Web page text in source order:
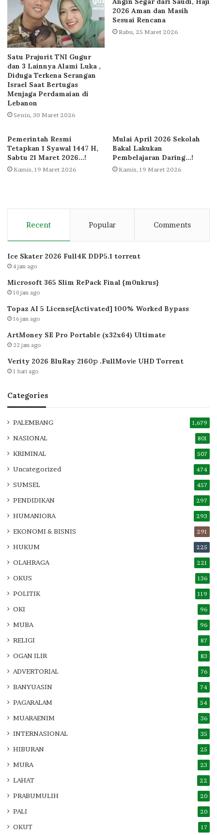
Satu Prajurit TNI Gugur
dan 3 Lainnya Alami Luka ,
Diduga Terkena Serangan
Israel Saat Bertugas
Menjaga Perdamaian di
Lebanon
Senin, 30 Maret 2026
2026 Aman dan Masih
Sesuai Rencana
Rabu, 25 Maret 2026
Pemerintah Resmi
Tetapkan 1 Syawal 1447 H,
Sabtu 21 Maret 2026…!
Kamis, 19 Maret 2026
Mulai April 2026 Sekolah
Bakal Lakukan
Pembelajaran Daring…!
Kamis, 19 Maret 2026
Recent Popular Comments
Ice Skater 2026 Full4K DDP5.1 torrent
4 jam ago
Microsoft 365 Slim RePack Final {m0nkrus}
10 jam ago
Topaz AI 5 License[Activated] 100% Worked Bypass
16 jam ago
ArtMoney SE Pro Portable (x32x64) Ultimate
22 jam ago
Verity 2026 BluRay 2160𝚙 .FullMov𝗂e UHD Torrent
1 hari ago
Categories
PALEMBANG 1,679
NASIONAL 801
KRIMINAL 507
Uncategorized 474
SUMSEL 457
PENDIDIKAN 297
HUMANIORA 293
EKONOMI & BISNIS 291
HUKUM 225
OLAHRAGA 221
OKUS 136
POLITIK 119
OKI 96
MUBA 96
RELIGI 87
OGAN ILIR 83
ADVERTORIAL 76
BANYUASIN 74
PAGARALAM 54
MUARAENIM 36
INTERNASIONAL 35
HIBURAN 25
MURA 23
LAHAT 22
PRABUMULIH 20
PALI 20
OKUT 17